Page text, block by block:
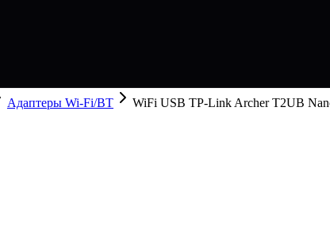
Адаптеры Wi-Fi/BT
WiFi USB TP-Link Archer T2UB